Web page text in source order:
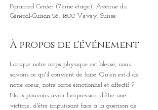
Paramed Center (7ème étage), Avenue du
Général-Guisan 26, 1800 Vevey, Suisse
À propos de l'événement
Lorsque notre corps physique est blessé, nous
savons ce qu'il convient de faire. Qu'en est-il de
notre coeur, notre corps émotionnel et affectif ?
Nous pouvons avoir l'impression d'être une
victime, d'être impuissant face à la guérison de